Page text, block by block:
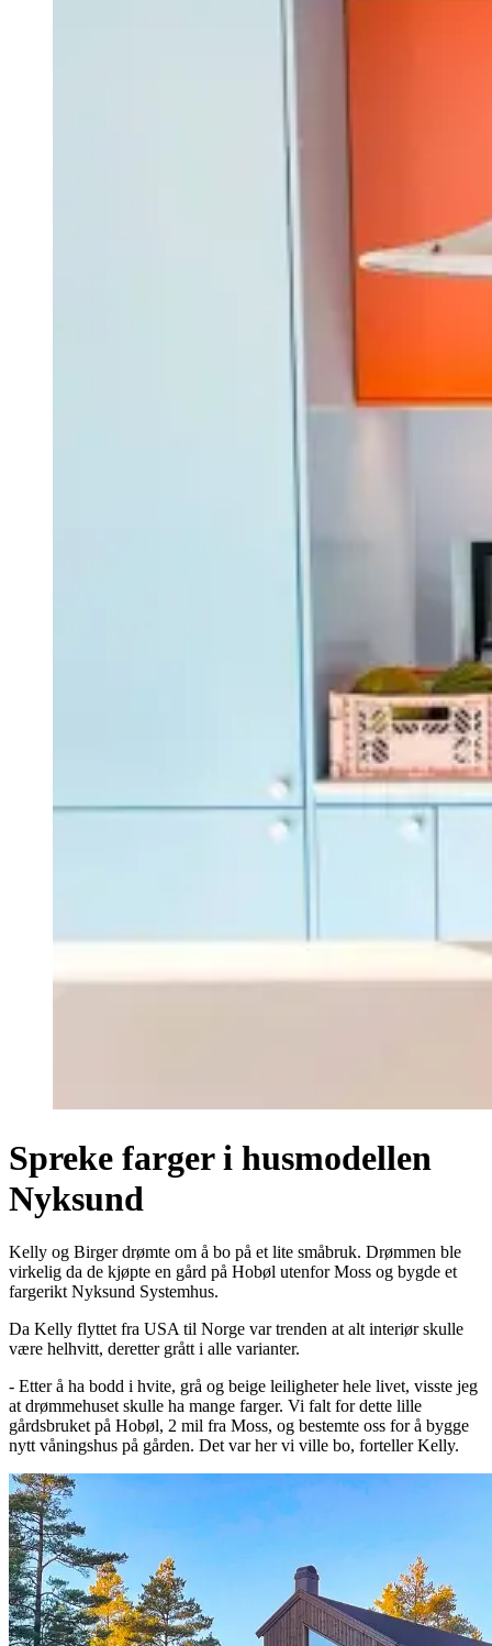
Spreke farger i husmodellen
Nyksund
Kelly og Birger drømte om å bo på et lite småbruk. Drømmen ble
virkelig da de kjøpte en gård på Hobøl utenfor Moss og bygde et
fargerikt Nyksund Systemhus.
Da Kelly flyttet fra USA til Norge var trenden at alt interiør skulle
være helhvitt, deretter grått i alle varianter.
- Etter å ha bodd i hvite, grå og beige leiligheter hele livet, visste jeg
at drømmehuset skulle ha mange farger. Vi falt for dette lille
gårdsbruket på Hobøl, 2 mil fra Moss, og bestemte oss for å bygge
nytt våningshus på gården. Det var her vi ville bo, forteller Kelly.